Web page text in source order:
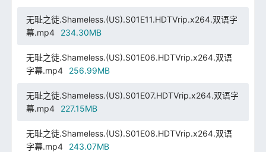
无耻之徒.Shameless.(US).S01E11.HDTVrip.x264.双语字
幕.mp4
234.30MB
无耻之徒.Shameless.(US).S01E06.HDTVrip.x264.双语
字幕.mp4
256.99MB
无耻之徒.Shameless.(US).S01E07.HDTVrip.x264.双语字
幕.mp4
227.15MB
无耻之徒.Shameless.(US).S01E08.HDTVrip.x264.双语
字幕.mp4
243.07MB